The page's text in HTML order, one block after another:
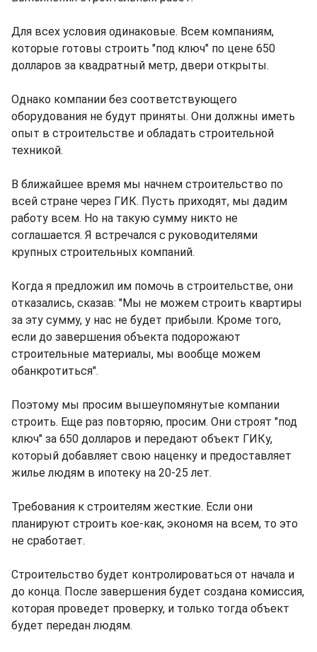
Для всех условия одинаковые. Всем компаниям,
которые готовы строить "под ключ" по цене 650
долларов за квадратный метр, двери открыты.
Однако компании без соответствующего
оборудования не будут приняты. Они должны иметь
опыт в строительстве и обладать строительной
техникой.
В ближайшее время мы начнем строительство по
всей стране через ГИК. Пусть приходят, мы дадим
работу всем. Но на такую сумму никто не
соглашается. Я встречался с руководителями
крупных строительных компаний.
Когда я предложил им помочь в строительстве, они
отказались, сказав: "Мы не можем строить квартиры
за эту сумму, у нас не будет прибыли. Кроме того,
если до завершения объекта подорожают
строительные материалы, мы вообще можем
обанкротиться".
Поэтому мы просим вышеупомянутые компании
строить. Еще раз повторяю, просим. Они строят "под
ключ" за 650 долларов и передают объект ГИКу,
который добавляет свою наценку и предоставляет
жилье людям в ипотеку на 20-25 лет.
Требования к строителям жесткие. Если они
планируют строить кое-как, экономя на всем, то это
не сработает.
Строительство будет контролироваться от начала и
до конца. После завершения будет создана комиссия,
которая проведет проверку, и только тогда объект
будет передан людям.